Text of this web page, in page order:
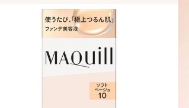
Cle de Peau
Curel 花王
d program 資生堂